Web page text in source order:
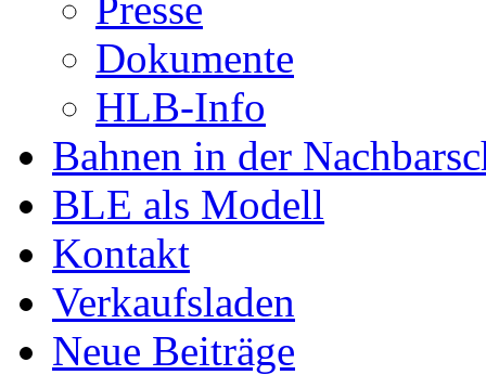
Dokumente
HLB-Info
Bahnen in der
BLE als Modell
Kontakt
Verkaufsladen
Neue Beiträge